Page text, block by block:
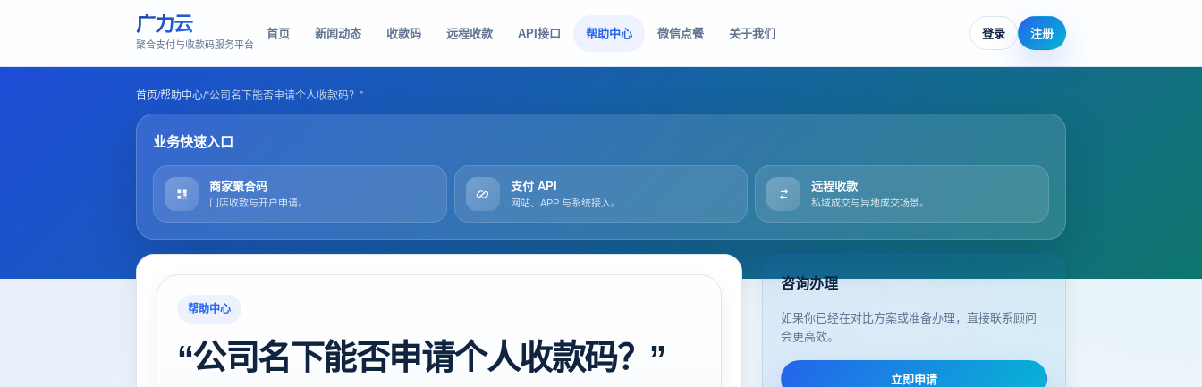
广力云
聚合支付与收款码服务平台
首页 新闻动态 收款码 远程收款 API接口 帮助中心 微信点餐 关于我们 登录 注册
首页/帮助中心/“公司名下能否申请个人收款码？”
业务快速入口
商家聚合码
门店收款与开户申请。
支付 API
网站、APP 与系统接入。
远程收款
私域成交与异地成交场景。
帮助中心
“公司名下能否申请个人收款码？”
咨询办理
如果你已经在对比方案或准备办理，直接联系顾问
会更高效。
立即申请